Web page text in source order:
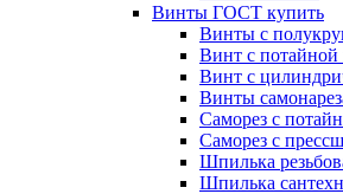
Винты ГОСТ купить
Винты с
Винт с
Винт с
Винты
Саморез с
Саморез с
Шпилька
Шпилька